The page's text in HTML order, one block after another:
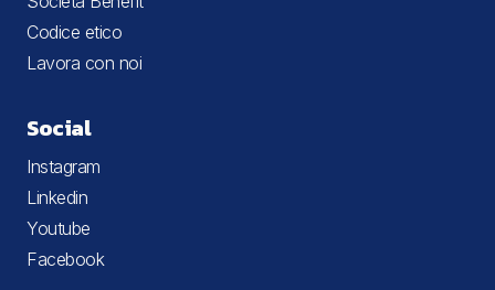
Codice etico
Lavora con noi
Social
Instagram
Linkedin
Youtube
Facebook